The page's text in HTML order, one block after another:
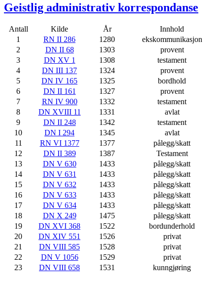
Geistlig administrativ korrespondanse
Antall Kilde År
Innhold
1
RN II 286 1280
ekskommunikasjon
2
DN II 68 1303
provent
3
DN XV 1 1308
testament
4
DN III 137 1324
provent
5
DN IV 165 1325
bordhold
6
DN II 161 1327
provent
7
RN IV 900 1332
testament
8
DN XVIII 11 1331
avlat
9
DN II 248 1342
testament
10
DN I 294 1345
avlat
11
RN VI 1377 1377
pålegg/skatt
12
DN II 389 1387
Testament
13
DN V 630 1433
pålegg/skatt
14
DN V 631 1433
pålegg/skatt
15
DN V 632 1433
pålegg/skatt
16
DN V 633 1433
pålegg/skatt
17
DN V 634 1433
pålegg/skatt
18
DN X 249 1475
pålegg/skatt
19
DN XVI 368 1522
bordunderhold
20
DN XIV 551 1526
privat
21
DN VIII 585 1528
privat
22
DN V 1056 1529
privat
23
DN VIII 658 1531 kunngjøring